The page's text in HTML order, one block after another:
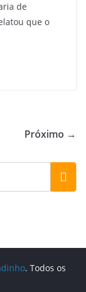
de
que o
Próximo →
. Todos os